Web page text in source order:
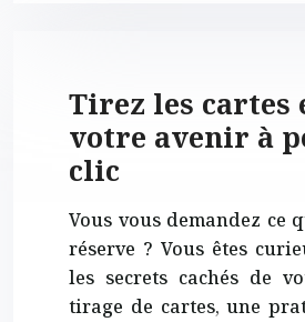
Tirez les cartes
votre avenir à
clic
Vous vous demandez ce
réserve ? Vous êtes
les secrets cachés de
tirage de cartes, une